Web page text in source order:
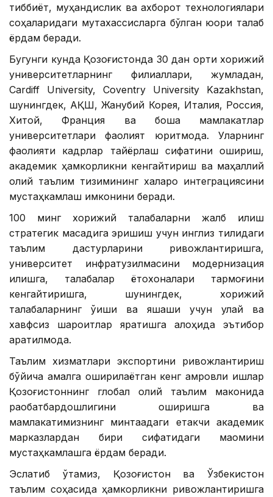
тиббиёт, муҳандислик ва ахборот технологиялари
соҳаларидаги мутахассисларга бўлган юқори талаб
ёрдам беради.
Бугунги кунда Қозоғистонда 30 дан ортиқ хорижий
университетларнинг филиаллари, жумладан,
Cardiff University, Coventry University Kazakhstan,
шунингдек, АҚШ, Жанубий Корея, Италия, Россия,
Хитой, Франция ва бошқа мамлакатлар
университетлари фаолият юритмоқда. Уларнинг
фаолияти кадрлар тайёрлаш сифатини ошириш,
академик ҳамкорликни кенгайтириш ва маҳаллий
олий таълим тизимининг халқаро интеграциясини
мустаҳкамлаш имконини беради.
100 минг хорижий талабаларни жалб қилиш
стратегик мақсадига эришиш учун инглиз тилидаги
таълим дастурларини ривожлантиришга,
университет инфратузилмасини модернизация
қилишга, талабалар ётоқхоналари тармоғини
кенгайтиришга, шунингдек, хорижий
талабаларнинг ўқиши ва яшаши учун қулай ва
хавфсиз шароитлар яратишга алоҳида эътибор
қаратилмоқда.
Таълим хизматлари экспортини ривожлантириш
бўйича амалга оширилаётган кенг қамровли ишлар
Қозоғистоннинг глобал олий таълим маконида
рақобатбардошлигини оширишга ва
мамлакатимизнинг минтақадаги етакчи академик
марказлардан бири сифатидаги мақомини
мустаҳкамлашга ёрдам беради.
Эслатиб ўтамиз, Қозоғистон ва Ўзбекистон
таълим соҳасида ҳамкорликни ривожлантиришга